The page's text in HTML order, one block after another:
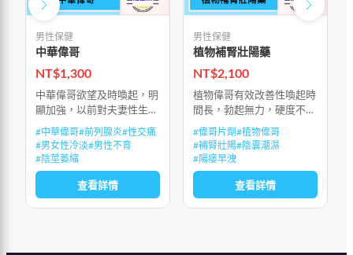
男性保健
中華偉哥
NT$1,300
中華偉哥欲望及時喚起，明
顯加強，以前對夫妻性生活
的懼怕感，隨時被沖動所替
代，能多次射精並達到多次
高潮，房事後能迅速生長補
充精子，不會因精歇而產生
疲勞感和影響腎功
#中華偉哥#前列腺炎#性交痛
#男女性冷淡#男性不育
#陰莖萎縮
查看詳情
男性保健
植物補腎壯陽藥
NT$2,100
植物偉哥有效改善性喚起時
間長，勃起無力，硬度不
夠，陽痿早洩，性生活持續
時間不夠，興奮和敏感度
低，性生活質量低下，射精
無力，射精疼痛，前列腺
炎，前列腺增生，陰
#偉哥片劑#植物偉哥
#補腎壯陽#陰囊潮濕
#陽痿早洩
查看詳情